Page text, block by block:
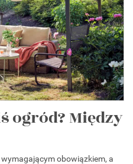
ogród? Między
obowiązkiem, a